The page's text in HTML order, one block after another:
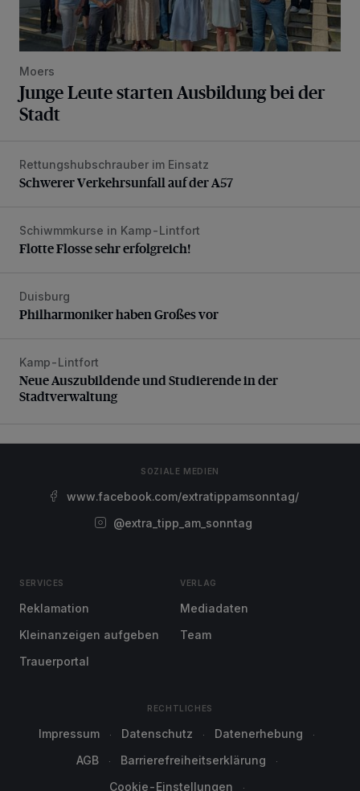
Moers
Junge Leute starten Ausbildung bei der
Stadt
Schwerer Verkehrsunfall auf der A57
Rettungshubschrauber im Einsatz
Schwerer Verkehrsunfall auf der A57
Flotte Flosse sehr erfolgreich!
Schiwmmkurse in Kamp-Lintfort
Flotte Flosse sehr erfolgreich!
Philharmoniker haben Großes vor
Duisburg
Philharmoniker haben Großes vor
Neue Auszubildende und Studierende in der
Kamp-Lintfort
Neue Auszubildende und Studierende in der
Stadtverwaltung
SOZIALE MEDIEN
www.facebook.com/extratippamsonntag/
@extra_tipp_am_sonntag
SERVICES
Reklamation
Kleinanzeigen aufgeben
Trauerportal
VERLAG
Mediadaten
Team
RECHTLICHES
Impressum Datenschutz
Datenerhebung
AGB
Barrierefreiheitserklärung
Cookie-Einstellungen